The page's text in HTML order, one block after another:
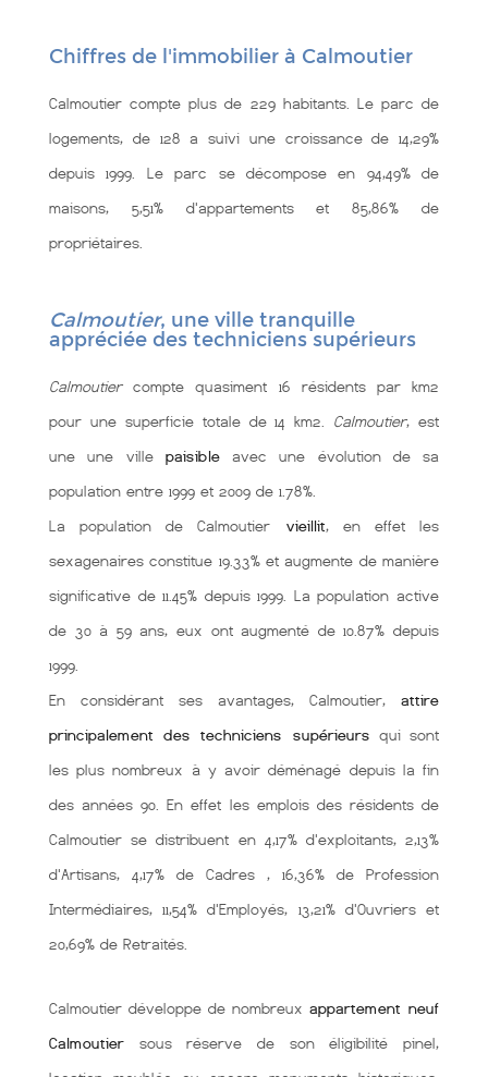
Chiffres de l'immobilier à Calmoutier
Calmoutier compte plus de 229 habitants. Le parc de
logements, de 128 a suivi une croissance de 14,29%
depuis 1999. Le parc se décompose en 94,49% de
maisons, 5,51% d'appartements et 85,86% de
propriétaires.
Calmoutier, une ville tranquille
appréciée des techniciens supérieurs
Calmoutiercompte quasiment 16 résidents par km2
pour une superficie totale de 14 km2. Calmoutier, est
une une ville paisibleavec une évolution de sa
population entre 1999 et 2009 de 1.78%.
La population de Calmoutier vieillit, en effet les
sexagenaires constitue 19.33% et augmente de manière
significative de 11.45% depuis 1999. La population active
de 30 à 59 ans, eux ont augmenté de 10.87% depuis
1999.
En considérant ses avantages, Calmoutier, attire
principalement des techniciens supérieurs qui sont
les plus nombreux à y avoir déménagé depuis la fin
des années 90. En effet les emplois des résidents de
Calmoutier se distribuent en 4,17% d'exploitants, 2,13%
d'Artisans, 4,17% de Cadres , 16,36% de Profession
Intermédiaires, 11,54% d'Employés, 13,21% d'Ouvriers et
20,69% de Retraités.
Calmoutier développe de nombreux appartement neuf
Calmoutier sous réserve de son éligibilité pinel,